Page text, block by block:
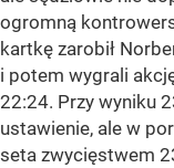
ogromną
kartkę zarobił
i potem wygrali
22:24. Przy wyniku
ustawienie, ale w
seta zwycięstwem